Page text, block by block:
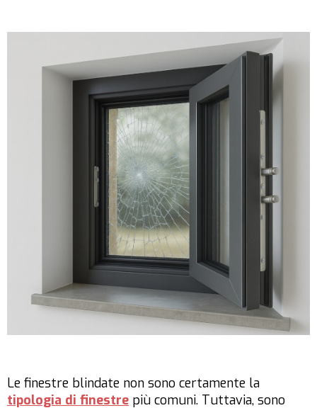
Le finestre blindate non sono certamente la
tipologia di finestre più comuni. Tuttavia, sono